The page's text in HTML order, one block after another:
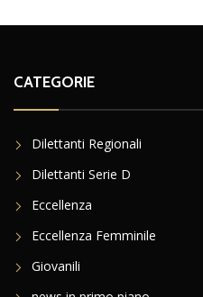
CATEGORIE
Dilettanti Regionali
Dilettanti Serie D
Eccellenza
Eccellenza Femminile
Giovanili